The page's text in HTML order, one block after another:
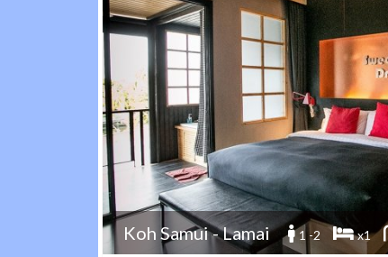
Koh Samui - Lamai 1 -2 x1